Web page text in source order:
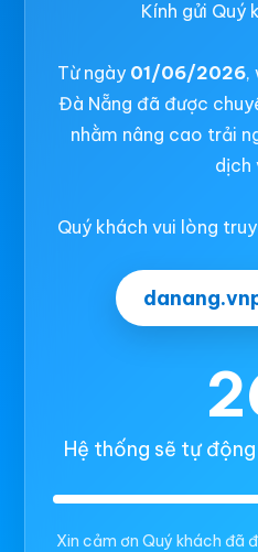
Kính gửi Quý
Từ ngày 01/06/2026,
Đà Nẵng đã được
nhằm nâng cao trải
dịch
Quý khách vui lòng
Hệ thống sẽ tự
Xin cảm ơn Quý khách đã